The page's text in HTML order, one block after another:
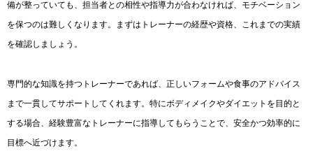
備が整っていても、担当者との相性や指導力が合わなければ、モチベーション
を保つのは難しくなります。まずはトレーナーの経歴や資格、これまでの実績
を確認しましょう。
専門的な知識を持つトレーナーであれば、正しいフォームや食事のアドバイス
まで一貫してサポートしてくれます。特にボディメイクやダイエットを目的と
する場合、経験豊富なトレーナーに指導してもらうことで、安全かつ効率的に
目標へ近づけます。